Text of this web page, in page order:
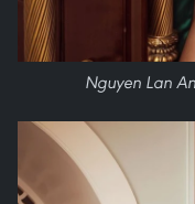
Nguyen Lan